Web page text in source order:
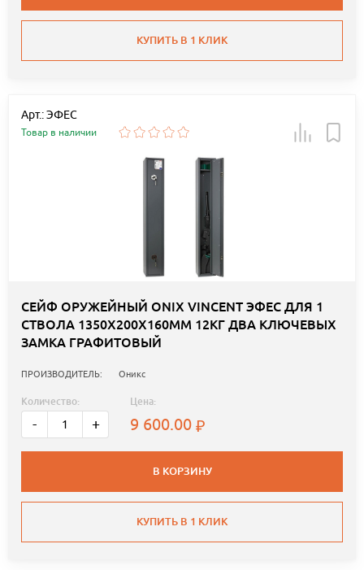
КУПИТЬ В 1 КЛИК
Арт.: ЭФЕС
Товар в наличии
СЕЙФ ОРУЖЕЙНЫЙ ONIX VINCENT ЭФЕС ДЛЯ 1
СТВОЛА 1350Х200Х160ММ 12КГ ДВА КЛЮЧЕВЫХ
ЗАМКА ГРАФИТОВЫЙ
ПРОИЗВОДИТЕЛЬ: Оникс
Количество:
- +
Цена:
9 600.00
В КОРЗИНУ
КУПИТЬ В 1 КЛИК